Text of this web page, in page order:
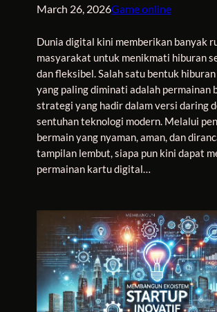
March 26, 2026Game online
Dunia digital kini memberikan banyak
masyarakat untuk menikmati hiburan
dan fleksibel. Salah satu bentuk
yang paling diminati adalah permainan
strategi yang hadir dalam versi daring
sentuhan teknologi modern. Melalui
bermain yang nyaman, aman, dan
tampilan lembut, siapa pun kini dapat
permainan kartu digital…